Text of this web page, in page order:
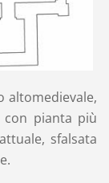
altomedievale,
con pianta più
sfalsata